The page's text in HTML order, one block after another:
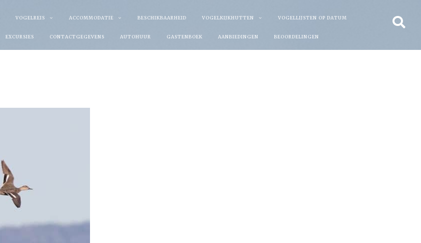
VOGELREIS ACCOMMODATIE BESCHIKBAARHEID VOGELKIJKHUTTEN VOGELLIJSTEN OP DATUM
EXCURSIES CONTACTGEGEVENS AUTOHUUR GASTENBOEK AANBIEDINGEN BEOORDELINGEN